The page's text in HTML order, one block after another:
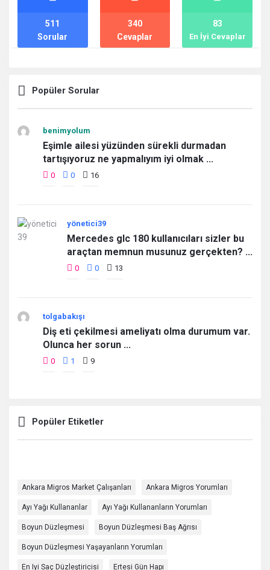
Sorular
511
Cevaplar
340
En İyi Cevaplar
83
Popüler Sorular
benimyolum
Eşimle ailesi yüzünden sürekli durmadan
tartışıyoruz ne yapmalıyım iyi olmak ...
0 0 16
yönetici39
Mercedes glc 180 kullanıcıları sizler bu
araçtan memnun musunuz gerçekten? ...
0 0 13
tolgabakışı
Diş eti çekilmesi ameliyatı olma durumum var.
Olunca her sorun ...
0 1 9
Popüler Etiketler
Ankara Migros Market Çalışanları Ankara Migros Yorumları
Ayı Yağı Kullananlar Ayı Yağı Kullananların Yorumları
Boyun Düzleşmesi Boyun Düzleşmesi Baş Ağrısı
Boyun Düzleşmesi Yaşayanların Yorumları
En Iyi Saç Düzleştiricisi Ertesi Gün Hapı